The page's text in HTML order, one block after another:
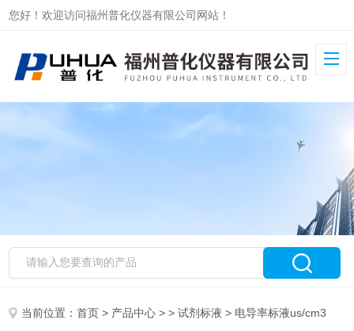
您好！欢迎访问福州普化仪器有限公司网站！
当前位置：首页 > 产品中心 > >试剂标液 > 电导率标液us/cm3